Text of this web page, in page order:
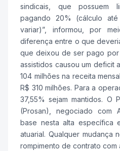
sindicais, que possuem
pagando 20% (cálculo
variar)”, informou, por
diferença entre o que
que deixou de ser pago
assistidos causou um deficit
104 milhões na receita
R$ 310 milhões. Para a
37,55% sejam mantidos. O
(Prosan), negociado com
base nesta alta específica
atuarial. Qualquer mudança
rompimento de contrato com